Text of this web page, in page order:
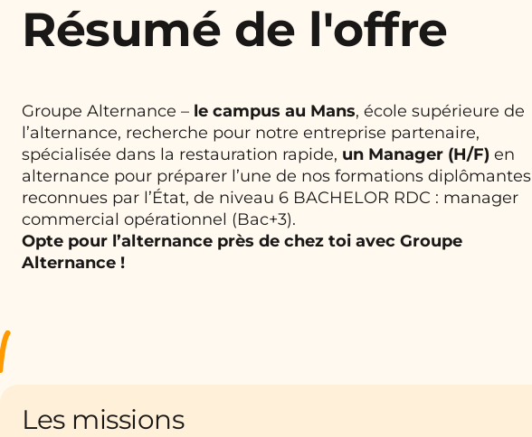
Résumé de l'offre
Groupe Alternance – le campus au Mans, école supérieure de
l’alternance, recherche pour notre entreprise partenaire,
spécialisée dans la restauration rapide, un Manager (H/F) en
alternance pour préparer l’une de nos formations diplômantes
reconnues par l’État, de niveau 6 BACHELOR RDC : manager
commercial opérationnel (Bac+3).
Opte pour l’alternance près de chez toi avec Groupe
Alternance !
Les missions